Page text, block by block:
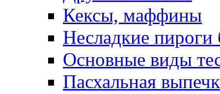
Кексы, маффины
Несладкие пироги
Основные виды
Пасхальная